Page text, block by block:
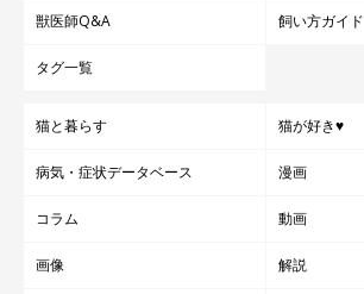
獣医師Q&A 飼い方ガイド
タグ一覧
猫と暮らす 猫が好き♥
病気・症状データベース 漫画
コラム 動画
画像 解説